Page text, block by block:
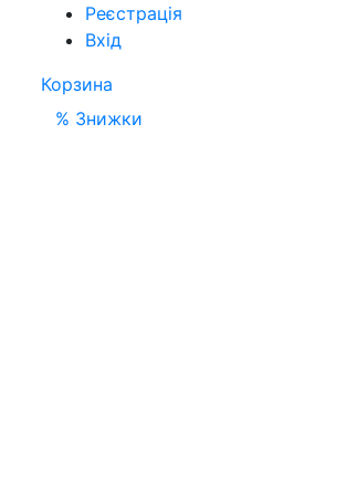
Реєстрація
Вхід
Корзина
% Знижки